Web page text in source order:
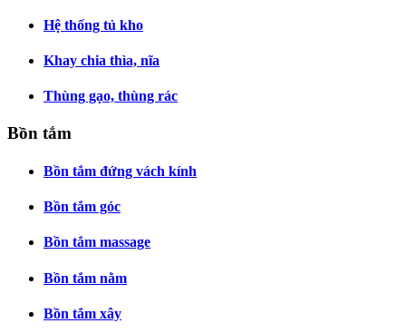
Hệ thống tủ kho
Khay chia thìa, nĩa
Thùng gạo, thùng rác
Bồn tắm
Bồn tắm đứng vách kính
Bồn tắm góc
Bồn tắm massage
Bồn tắm nằm
Bồn tắm xây